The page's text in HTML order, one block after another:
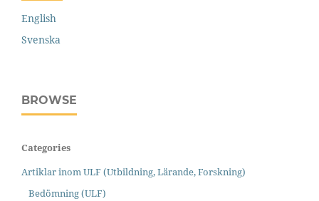
English
Svenska
BROWSE
Categories
Artiklar inom ULF (Utbildning, Lärande, Forskning)
Bedömning (ULF)